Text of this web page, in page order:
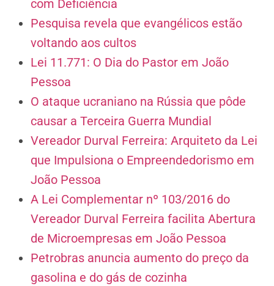
com Deficiência
Pesquisa revela que evangélicos estão
voltando aos cultos
Lei 11.771: O Dia do Pastor em João
Pessoa
O ataque ucraniano na Rússia que pôde
causar a Terceira Guerra Mundial
Vereador Durval Ferreira: Arquiteto da Lei
que Impulsiona o Empreendedorismo em
João Pessoa
A Lei Complementar nº 103/2016 do
Vereador Durval Ferreira facilita Abertura
de Microempresas em João Pessoa
Petrobras anuncia aumento do preço da
gasolina e do gás de cozinha